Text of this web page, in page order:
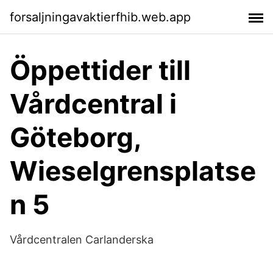
forsaljningavaktierfhib.web.app
Öppettider till
Vårdcentral i
Göteborg,
Wieselgrensplatse
n 5
Vårdcentralen Carlanderska